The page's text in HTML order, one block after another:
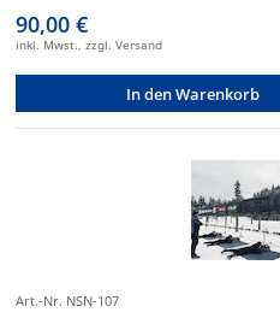
90,00 €
inkl. Mwst., zzgl. Versand
In den Warenkorb
Art.-Nr. NSN-107